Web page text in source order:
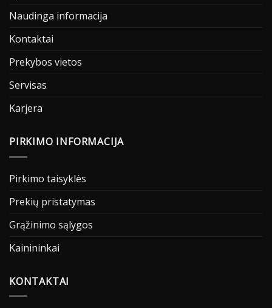
Naudinga informacija
Kontaktai
Prekybos vietos
Servisas
Karjera
PIRKIMO INFORMACIJA
Pirkimo taisyklės
Prekių pristatymas
Grąžinimo sąlygos
Kainininkai
KONTAKTAI